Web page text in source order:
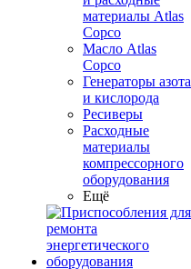
материалы Atlas
Copco
Масло Atlas
Copco
Генераторы азота
и кислорода
Ресиверы
Расходные
материалы
компрессорного
оборудования
Ещё